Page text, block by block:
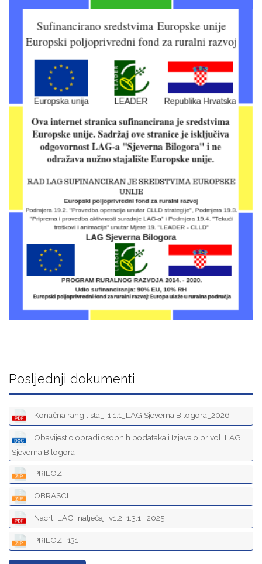
Posljednji dokumenti
Konačna rang lista_I 1.1.1_LAG Sjeverna Bilogora_2026
Obavijest o obradi osobnih podataka i Izjava o privoli LAG
Sjeverna Bilogora
PRILOZI
OBRASCI
Nacrt_LAG_natječaj_v1.2_1.3.1._2025
PRILOZI-131